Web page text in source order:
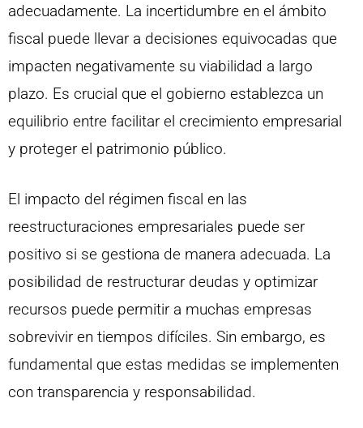
adecuadamente. La incertidumbre en el ámbito
fiscal puede llevar a decisiones equivocadas que
impacten negativamente su viabilidad a largo
plazo. Es crucial que el gobierno establezca un
equilibrio entre facilitar el crecimiento empresarial
y proteger el patrimonio público.
El impacto del régimen fiscal en las
reestructuraciones empresariales puede ser
positivo si se gestiona de manera adecuada. La
posibilidad de restructurar deudas y optimizar
recursos puede permitir a muchas empresas
sobrevivir en tiempos difíciles. Sin embargo, es
fundamental que estas medidas se implementen
con transparencia y responsabilidad.